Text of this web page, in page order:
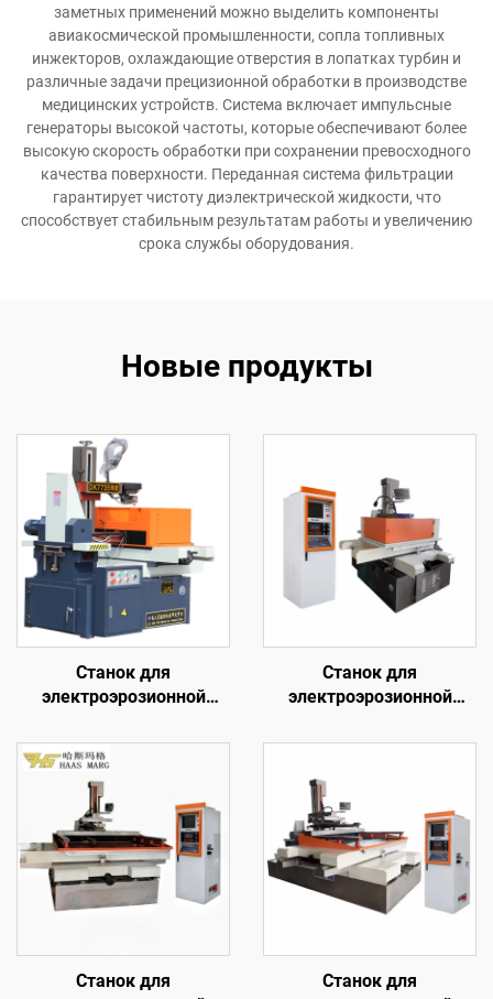
заметных применений можно выделить компоненты
авиакосмической промышленности, сопла топливных
инжекторов, охлаждающие отверстия в лопатках турбин и
различные задачи прецизионной обработки в производстве
медицинских устройств. Система включает импульсные
генераторы высокой частоты, которые обеспечивают более
высокую скорость обработки при сохранении превосходного
качества поверхности. Переданная система фильтрации
гарантирует чистоту диэлектрической жидкости, что
способствует стабильным результатам работы и увеличению
срока службы оборудования.
Новые продукты
Станок для
электроэрозионной
электродом
однопроходного реза
DK7735
Станок для
электроэрозионной
электродом
Станок для
Станок для